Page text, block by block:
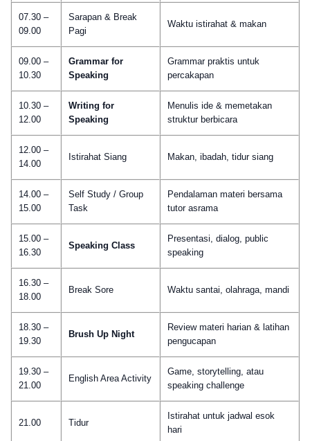
07.30 –
09.00
Sarapan & Break
Pagi
Waktu istirahat & makan
09.00 –
10.30
Grammar for
Speaking
Grammar praktis untuk
percakapan
10.30 –
12.00
Writing for
Speaking
Menulis ide & memetakan
struktur berbicara
12.00 –
14.00
Istirahat Siang Makan, ibadah, tidur siang
14.00 –
15.00
Self Study / Group
Task
Pendalaman materi bersama
tutor asrama
15.00 –
16.30
Speaking Class
Presentasi, dialog, public
speaking
16.30 –
18.00
Break Sore Waktu santai, olahraga, mandi
18.30 –
19.30
Brush Up Night
Review materi harian & latihan
pengucapan
19.30 –
21.00
English Area Activity
Game, storytelling, atau
speaking challenge
21.00 Tidur
Istirahat untuk jadwal esok
hari